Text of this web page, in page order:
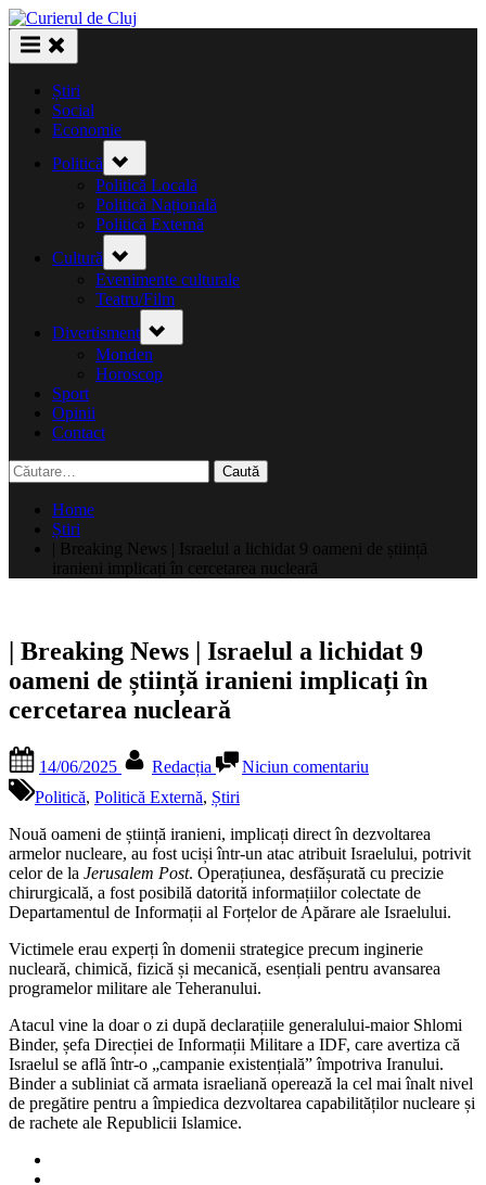
Skip
to
content
Știri
Social
Economie
Politică
sub-
menu
Politică Locală
Politică Națională
Politică Externă
Cultură
sub-
menu
Evenimente culturale
Teatru/Film
Divertisment sub-
menu
Monden
Horoscop
Sport
Opinii
Contact
Caută
după:
Home
Știri
| Breaking News | Israelul a lichidat 9 oameni de știință
iranieni implicați în cercetarea nucleară
| Breaking News | Israelul a lichidat 9
oameni de știință iranieni implicați în
cercetarea nucleară
on
14/06/2025 Redacția Niciun comentariu|
|
Israelul
a
lichidat
9
de
știință
în
cercetarea
nucleară
Politică, Politică Externă, Știri
Nouă oameni de știință iranieni, implicați direct în dezvoltarea
armelor nucleare, au fost uciși într-un atac atribuit Israelului, potrivit
celor de la Jerusalem Post. Operațiunea, desfășurată cu precizie
chirurgicală, a fost posibilă datorită informațiilor colectate de
Departamentul de Informații al Forțelor de Apărare ale Israelului.
Victimele erau experți în domenii strategice precum inginerie
nucleară, chimică, fizică și mecanică, esențiali pentru avansarea
programelor militare ale Teheranului.
Atacul vine la doar o zi după declarațiile generalului-maior Shlomi
Binder, șefa Direcției de Informații Militare a IDF, care avertiza că
Israelul se află într-o „campanie existențială” împotriva Iranului.
Binder a subliniat că armata israeliană operează la cel mai înalt nivel
de pregătire pentru a împiedica dezvoltarea capabilităților nucleare și
de rachete ale Republicii Islamice.